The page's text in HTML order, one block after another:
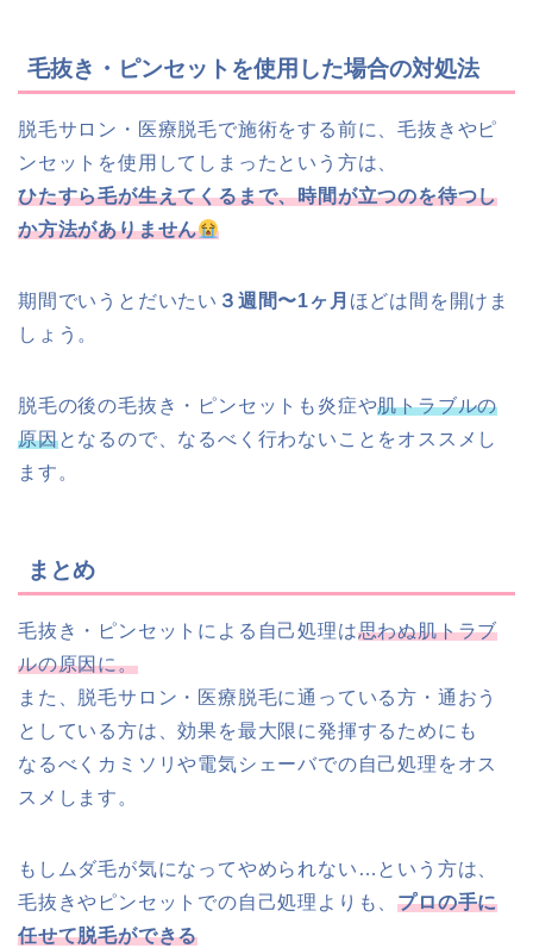
毛抜き・ピンセットを使用した場合の対処法
脱毛サロン・医療脱毛で施術をする前に、毛抜きやピ
ンセットを使用してしまったという方は、
ひたすら毛が生えてくるまで、時間が立つのを待つし
か方法がありません
期間でいうとだいたい ３週間〜1ヶ月 ほどは間を開けま
しょう。
脱毛の後の毛抜き・ピンセットも炎症や肌トラブルの
原因となるので、なるべく行わないことをオススメし
ます。
まとめ
毛抜き・ピンセットによる自己処理は思わぬ肌トラブ
ルの原因に。
また、脱毛サロン・医療脱毛に通っている方・通おう
としている方は、効果を最大限に発揮するためにも
なるべくカミソリや電気シェーバでの自己処理をオス
スメします。
もしムダ毛が気になってやめられない…という方は、
毛抜きやピンセットでの自己処理よりも、プロの手に
任せて脱毛ができる